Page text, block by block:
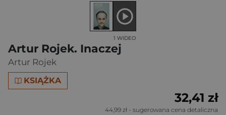
Artur Rojek. Inaczej
Artur Rojek
KSIĄŻKA
1 WIDEO
32,41 zł
44,99 zł - sugerowana cena detaliczna